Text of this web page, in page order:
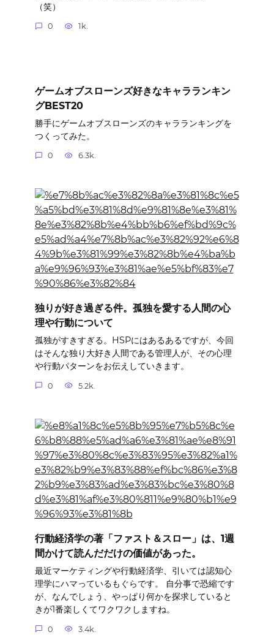
（笑）
0 1k.
ゲームオブスローンズ好きなキャラランキン
グBEST20
勝手にゲームオブスローンズのキャラランキングを
つくってみた。
0 6.3k.
独りが好き過ぎる件。孤独を愛する人間の心
理や行動について
孤独がすきすぎる。HSPにはあるあるですが、今回
はそんな独り大好き人間である管理人が、その心理
や行動パターンをお伝えしていきます。
0 5.2k.
行動経済学の著「ファスト＆スロー」は、1週
間かけて読んだだけの価値があった。
最近マーケティングや行動経済学、引いては認知心
理学にハマっているもぐらです。 自分事で恐縮です
が、なんでしょう、やっぱり何かを探求していると
きが1番楽しくてワクワクしますね。
0 3.4k.